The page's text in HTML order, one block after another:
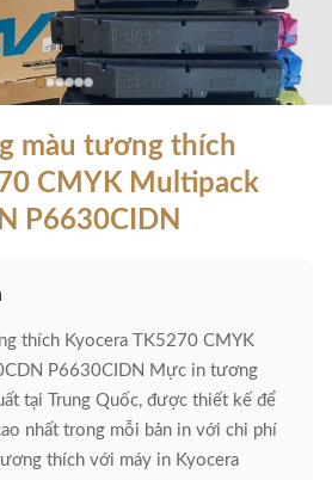
màu tương thích
CMYK Multipack
P6630CIDN
thích Kyocera TK5270 CMYK
P6630CIDN Mực in tương
tại Trung Quốc, được thiết kế để
nhất trong mỗi bản in với chi phí
thích với máy in Kyocera